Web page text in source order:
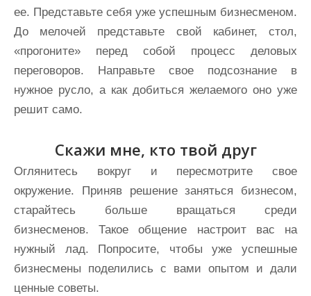
ее. Представьте себя уже успешным бизнесменом.
До мелочей представьте свой кабинет, стол,
«прогоните» перед собой процесс деловых
переговоров. Направьте свое подсознание в
нужное русло, а как добиться желаемого оно уже
решит само.
Скажи мне, кто твой друг
Оглянитесь вокруг и пересмотрите свое
окружение. Приняв решение заняться бизнесом,
старайтесь больше вращаться среди
бизнесменов. Такое общение настроит вас на
нужный лад. Попросите, чтобы уже успешные
бизнесмены поделились с вами опытом и дали
ценные советы.